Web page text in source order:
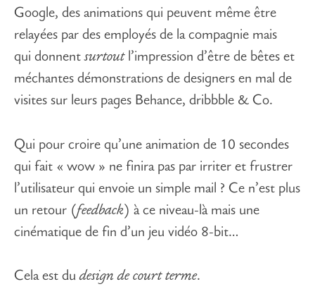
Google, des animations qui peuvent même être
relayées par des employés de la compagnie mais
qui donnentsurtout l’impression d’être de bêtes et
méchantes démonstrations de designers en mal de
visites sur leurs pages Behance, dribbble & Co.
Qui pour croire qu’une animation de 10 secondes
qui fait « wow » ne finira pas par irriter et frustrer
l’utilisateur qui envoie un simple mail ? Ce n’est plus
un retour (feedback) à ce niveau-là mais une
cinématique de fin d’un jeu vidéo 8-bit…
Cela est dudesign de court terme.